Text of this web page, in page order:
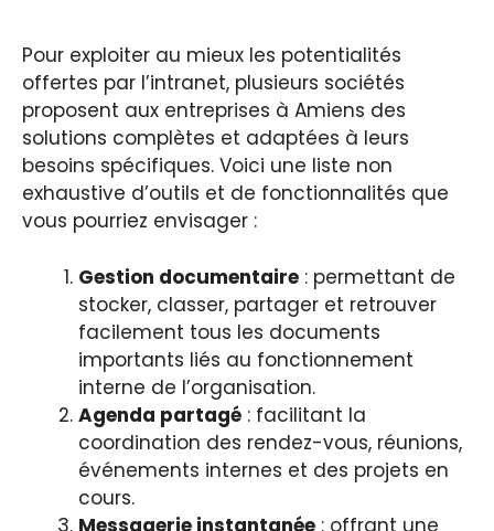
Pour exploiter au mieux les potentialités
offertes par l’intranet, plusieurs sociétés
proposent aux entreprises à Amiens des
solutions complètes et adaptées à leurs
besoins spécifiques. Voici une liste non
exhaustive d’outils et de fonctionnalités que
vous pourriez envisager :
Gestion documentaire : permettant de
stocker, classer, partager et retrouver
facilement tous les documents
importants liés au fonctionnement
interne de l’organisation.
Agenda partagé : facilitant la
coordination des rendez-vous, réunions,
événements internes et des projets en
cours.
Messagerie instantanée : offrant une